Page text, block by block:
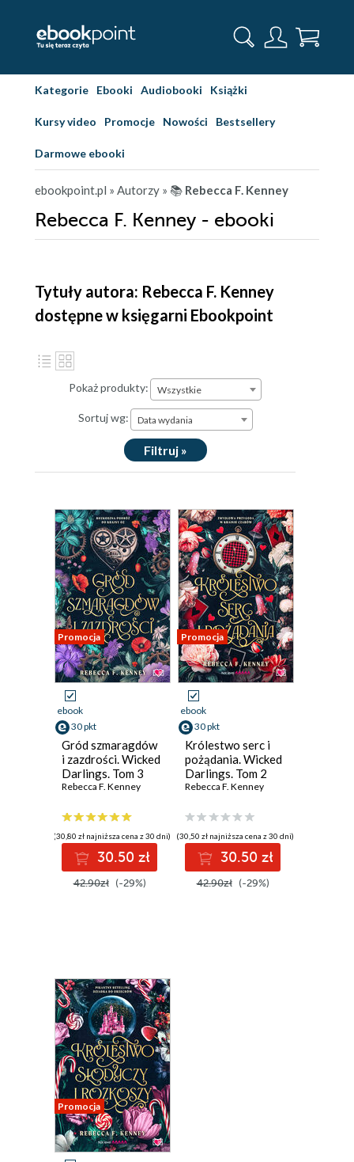
Kategorie Ebooki Audiobooki Książki
Kursy video Promocje Nowości Bestsellery
Darmowe ebooki
ebookpoint.pl » Autorzy » 📚 Rebecca F. Kenney
Rebecca F. Kenney - ebooki
Tytuły autora: Rebecca F. Kenney
dostępne w księgarni Ebookpoint
Pokaż produkty: Wszystkie
Sortuj wg: Data wydania
Filtruj »
Promocja
ebook
30 pkt
Gród szmaragdów
i zazdrości. Wicked
Darlings. Tom 3
Rebecca F. Kenney
(30,80 zł najniższa cena z 30 dni)
30.50 zł
42.90zł (-29%)
Promocja
ebook
30 pkt
Królestwo serc i
pożądania. Wicked
Darlings. Tom 2
Rebecca F. Kenney
(30,50 zł najniższa cena z 30 dni)
30.50 zł
42.90zł (-29%)
Promocja